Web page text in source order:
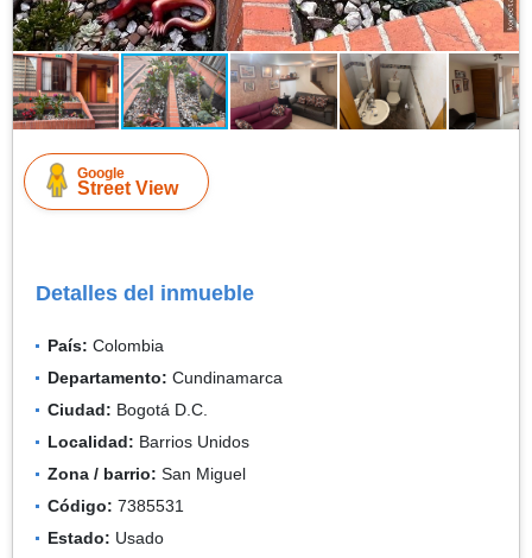
Google
Street View
Detalles del inmueble
País: Colombia
Departamento: Cundinamarca
Ciudad: Bogotá D.C.
Localidad: Barrios Unidos
Zona / barrio: San Miguel
Código: 7385531
Estado: Usado